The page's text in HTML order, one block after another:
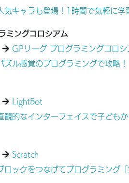
気キャラも登場！1時間で気軽に
ミングコロシアム
GPリーグ プログラミングコロシ
ズル感覚のプログラミングで攻略
LightBot
観的なインターフェイスで子ども
Scratch
ロックをつなげてプログラミング